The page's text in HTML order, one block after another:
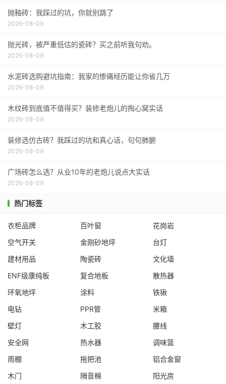
抛釉砖：我踩过的坑，你就别跳了
2026-08-09
抛光砖，被严重低估的瓷砖？买之前听我句劝。
2026-08-09
水泥砖选购避坑指南：我家的惨痛经历能让你省几万
2026-08-09
木纹砖到底值不值得买？装修老炮儿的掏心窝实话
2026-08-09
装修选仿古砖？我踩过的坑和真心话，句句肺腑
2026-08-09
广场砖怎么选？从业10年的老炮儿说点大实话
2026-08-09
热门标签
衣柜品牌 百叶窗
花岗岩
空气开关
金刚砂地坪
台灯
建材用品
陶瓷砖
文化墙
ENF级康纯板
复合地板
散热器
环氧地坪
涂料
铁锹
电钻
PPR管
米箱
壁灯
木工胶
腰线
安全网
热水器
调味篮
雨棚
拖把池
铝合金窗
木门
隔音棉 阳光房